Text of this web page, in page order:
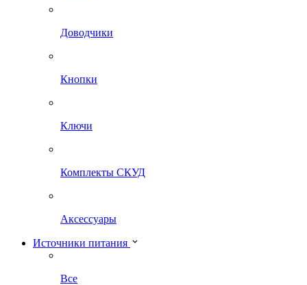
Доводчики
Кнопки
Ключи
Комплекты СКУД
Аксессуары
Источники питания
Все